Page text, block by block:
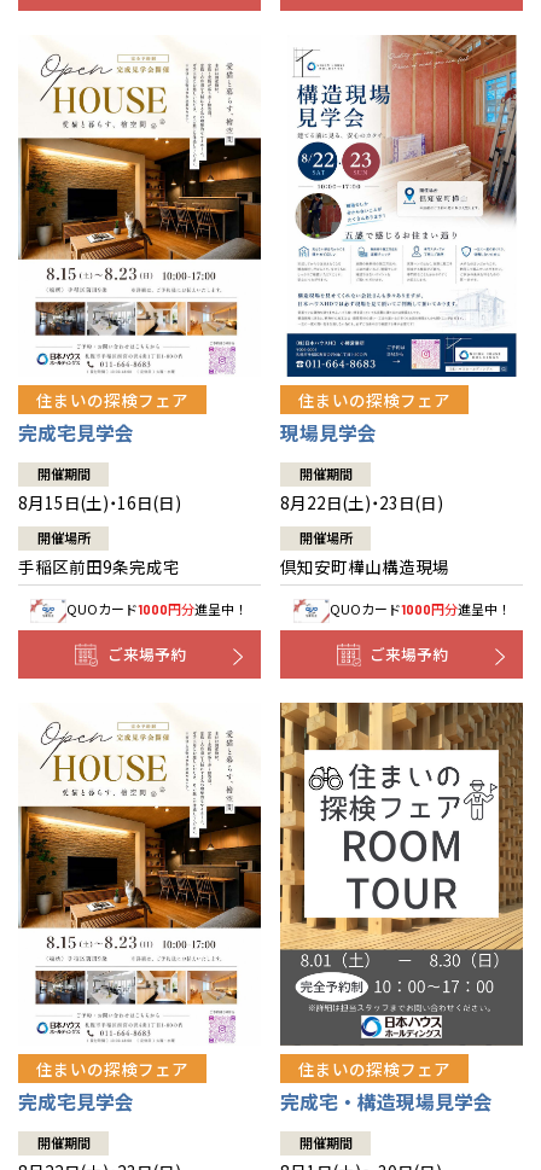
住まいの探検フェア
完成宅見学会
開催期間
8月15日(土)・16日(日)
開催場所
手稲区前田9条完成宅
QUOカード1000円分進呈中！
ご来場予約
住まいの探検フェア
現場見学会
開催期間
8月22日(土)・23日(日)
開催場所
倶知安町樺山構造現場
QUOカード1000円分進呈中！
ご来場予約
住まいの探検フェア
完成宅見学会
開催期間
住まいの探検フェア
完成宅・構造現場見学会
開催期間
全国の展示場
北海道
札幌
道央
道北
道南
東北
青森
秋田
岩手
甲信越・北陸
新潟
山梨
関東
東京
東海
お近くのイベント
北海道
札幌
札幌
小樽
道央
苫小牧千歳
小樽
道北
道南
東北
青森県
八戸
青森
秋田県
秋田
岩手県
甲信越・北陸
新潟県
長岡
山梨県
関東
東京都
東海